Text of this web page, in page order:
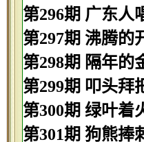
第296期 广东人
第297期 沸腾的
第298期 隔年的
第299期 叩头拜
第300期 绿叶着
第301期 狗熊捧